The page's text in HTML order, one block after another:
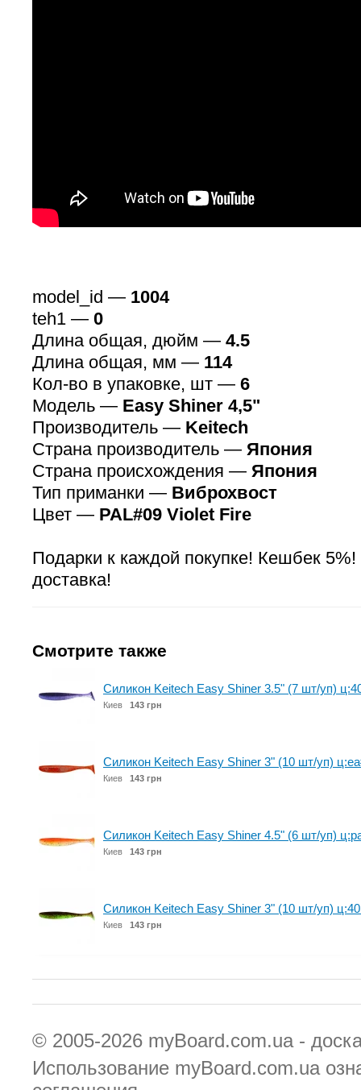
model_id — 1004
teh1 — 0
Длина общая, дюйм — 4.5
Длина общая, мм — 114
Кол-во в упаковке, шт — 6
Модель — Easy Shiner 4,5"
Производитель — Keitech
Страна производитель — Япония
Страна происхождения — Япония
Тип приманки — Виброхвост
Цвет — PAL#09 Violet Fire
Подарки к каждой покупке! Кешбек
доставка!
Смотрите также
Силикон Keitech Easy Shiner 3.5" (7 шт/уп)
Киев 143 грн
Силикон Keitech Easy Shiner 3" (10 шт/уп)
Киев 143 грн
Силикон Keitech Easy Shiner 4.5" (6 шт/уп)
Киев 143 грн
Силикон Keitech Easy Shiner 3" (10 шт/уп)
Киев 143 грн
© 2005-2026 myBoard.com.ua -
Использование myBoard.com.ua